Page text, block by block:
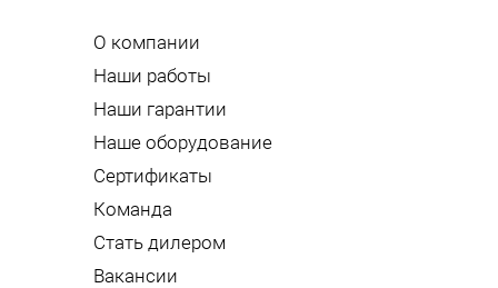
О компании
Наши работы
Наши гарантии
Наше оборудование
Сертификаты
Команда
Стать дилером
Вакансии